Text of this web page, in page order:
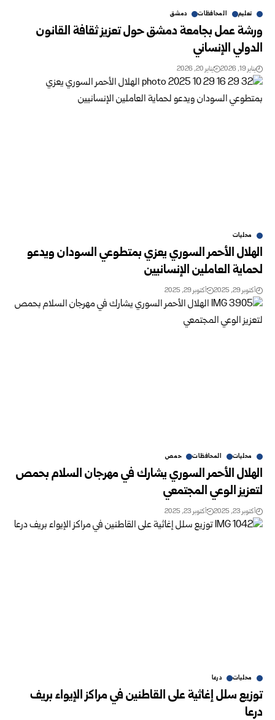
تعليم المحافظات دمشق
ورشة عمل بجامعة دمشق حول تعزيز ثقافة القانون
الدولي الإنساني
يناير 19, 2026 يناير 20, 2026
محليات
الهلال الأحمر السوري يعزي بمتطوعي السودان ويدعو
لحماية العاملين الإنسانيين
أكتوبر 29, 2025 أكتوبر 29, 2025
محليات المحافظات حمص
الهلال الأحمر السوري يشارك في مهرجان السلام بحمص
لتعزيز الوعي المجتمعي
أكتوبر 23, 2025 أكتوبر 23, 2025
محليات درعا
توزيع سلل إغاثية على القاطنين في مراكز الإيواء بريف
درعا